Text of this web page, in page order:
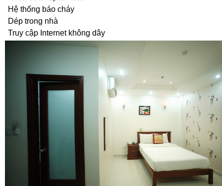
Hệ thống báo cháy
Dép trong nhà
Truy cập Internet không dây